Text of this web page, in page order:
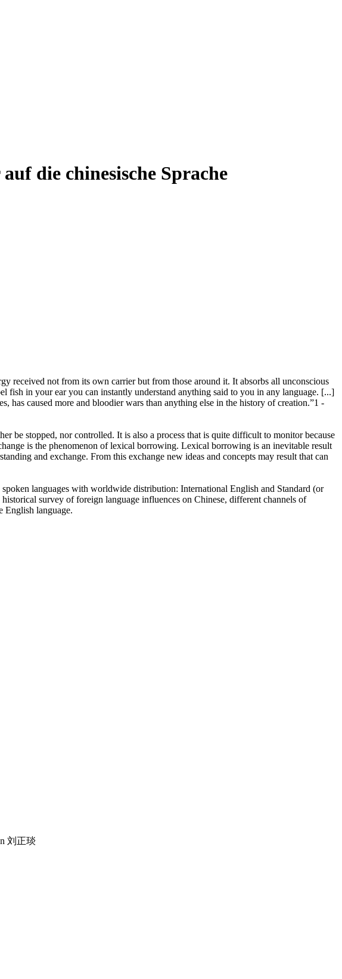
die chinesische Sprache
received not from its own carrier but from those around it. It absorbs all unconscious
in your ear you can instantly understand anything said to you in any language. [...]
caused more and bloodier wars than anything else in the history of creation.”1 -
be stopped, nor controlled. It is also a process that is quite difficult to monitor because
is the phenomenon of lexical borrowing. Lexical borrowing is an inevitable result
and exchange. From this exchange new ideas and concepts may result that can
languages with worldwide distribution: International English and Standard (or
survey of foreign language influences on Chinese, different channels of
English language.
刘正琰